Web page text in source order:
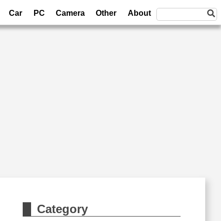
Car PC Camera Other About
Category